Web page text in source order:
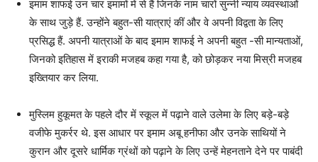
इमाम शाफई उन चार इमामों में से हैं जिनके नाम चारों सुन्नी न्याय व्यवस्थाओं
के साथ जुड़े हैं. उन्होंने बहुत-सी यात्राएं कीं और वे अपनी विद्वता के लिए
प्रसिद्ध हैं. अपनी यात्राओं के बाद इमाम शाफई ने अपनी बहुत -सी मान्यताओं,
जिनको इतिहास में इराकी मजहब कहा गया है, को छोड़कर नया मिस्री मजहब
इख्तियार कर लिया.
मुस्लिम हुकूमत के पहले दौर में स्कूल में पढ़ाने वाले उलेमा के लिए बड़े-बड़े
वजीफे मुकर्रर थे. इस आधार पर इमाम अबू हनीफा और उनके साथियों ने
कुरान और दूसरे धार्मिक ग्रंथों को पढ़ाने के लिए उन्हें मेहनताने देने पर पाबंदी